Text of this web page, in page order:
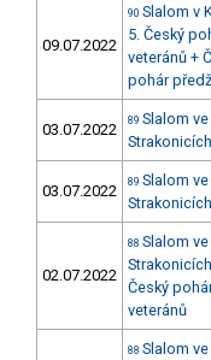
09.07.2022
90 Slalom v
5. Český
veteránů +
pohár
03.07.2022 89 Slalom ve
Strakonicích
03.07.2022 89 Slalom ve
Strakonicích
02.07.2022
88 Slalom ve
Český
veteránů
88 Slalom ve